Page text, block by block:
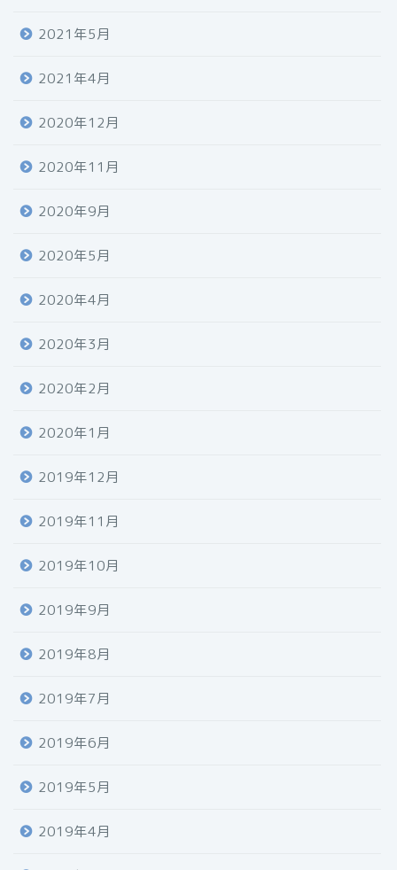
2021年5月
2021年4月
2020年12月
2020年11月
2020年9月
2020年5月
2020年4月
2020年3月
2020年2月
2020年1月
2019年12月
2019年11月
2019年10月
2019年9月
2019年8月
2019年7月
2019年6月
2019年5月
2019年4月